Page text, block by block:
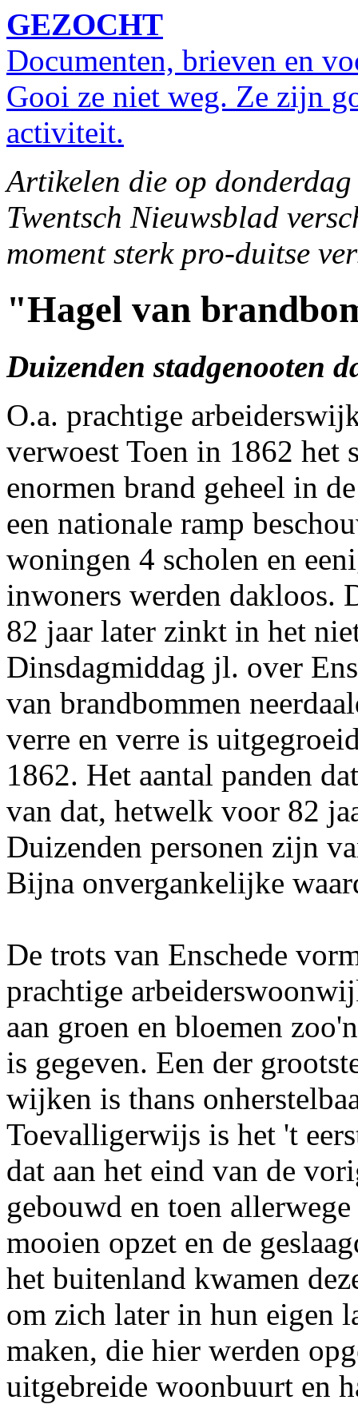
GEZOCHT
Documenten, brieven en
Gooi ze niet weg. Ze zijn
activiteit.
Artikelen die op
Twentsch Nieuwsblad
moment sterk pro-duitse
"Hagel van
Duizenden stadgenooten
O.a. prachtige
verwoest Toen in 1862 het
enormen brand geheel in
een nationale ramp
woningen 4 scholen en
inwoners werden dakloos.
82 jaar later zinkt in het
Dinsdagmiddag jl. over
van brandbommen
verre en verre is
1862. Het aantal panden
van dat, hetwelk voor 82
Duizenden personen zijn
Bijna onvergankelijke
De trots van Enschede
prachtige
aan groen en bloemen
is gegeven. Een der
wijken is thans
Toevalligerwijs is het 't
dat aan het eind van de
gebouwd en toen
mooien opzet en de
het buitenland kwamen
om zich later in hun eigen
maken, die hier werden
uitgebreide woonbuurt en